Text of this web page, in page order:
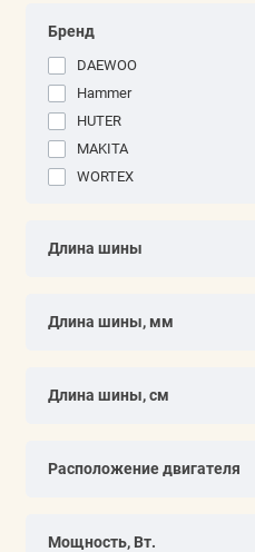
Бренд
DAEWOO
Hammer
HUTER
MAKITA
WORTEX
Длина шины
Длина шины, мм
Длина шины, см
Расположение двигателя
Мощность, Вт.